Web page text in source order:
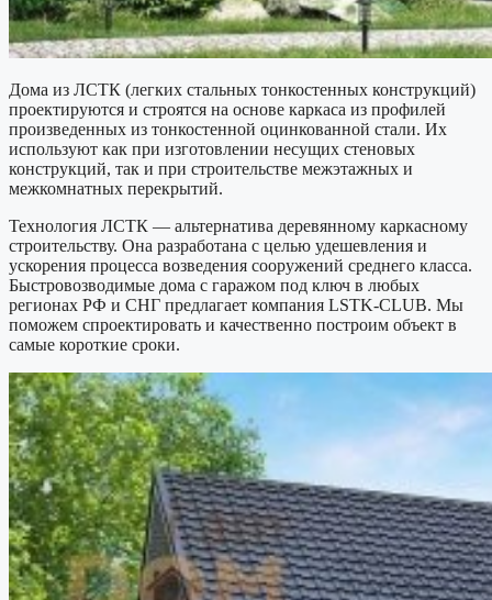
Дома из ЛСТК (легких стальных тонкостенных конструкций)
проектируются и строятся на основе каркаса из профилей
произведенных из тонкостенной оцинкованной стали. Их
используют как при изготовлении несущих стеновых
конструкций, так и при строительстве межэтажных и
межкомнатных перекрытий.
Технология ЛСТК — альтернатива деревянному каркасному
строительству. Она разработана с целью удешевления и
ускорения процесса возведения сооружений среднего класса.
Быстровозводимые дома с гаражом под ключ в любых
регионах РФ и СНГ предлагает компания LSTK-CLUB. Мы
поможем спроектировать и качественно построим объект в
самые короткие сроки.